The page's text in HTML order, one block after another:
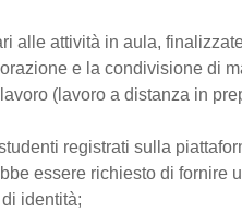
attività in aula,
e la condivisione di
(lavoro a distanza in
registrati sulla
essere richiesto di
identità;